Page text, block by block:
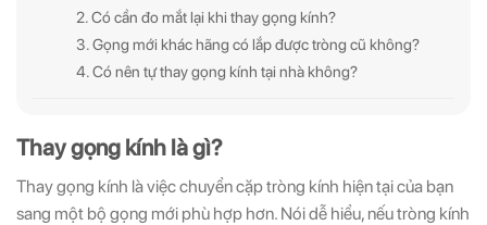
2. Có cần đo mắt lại khi thay gọng kính?
3. Gọng mới khác hãng có lắp được tròng cũ không?
4. Có nên tự thay gọng kính tại nhà không?
Thay gọng kính là gì?
Thay gọng kính là việc chuyển cặp tròng kính hiện tại của bạn
sang một bộ gọng mới phù hợp hơn. Nói dễ hiểu, nếu tròng kính
(Vui lòng check thư mục Promotion hoặc Spam nếu bạn không thấy email từ Hải
Triều)
(Vui lòng check thư mục Promotion hoặc Spam nếu bạn không thấy email từ Hải
Triều)